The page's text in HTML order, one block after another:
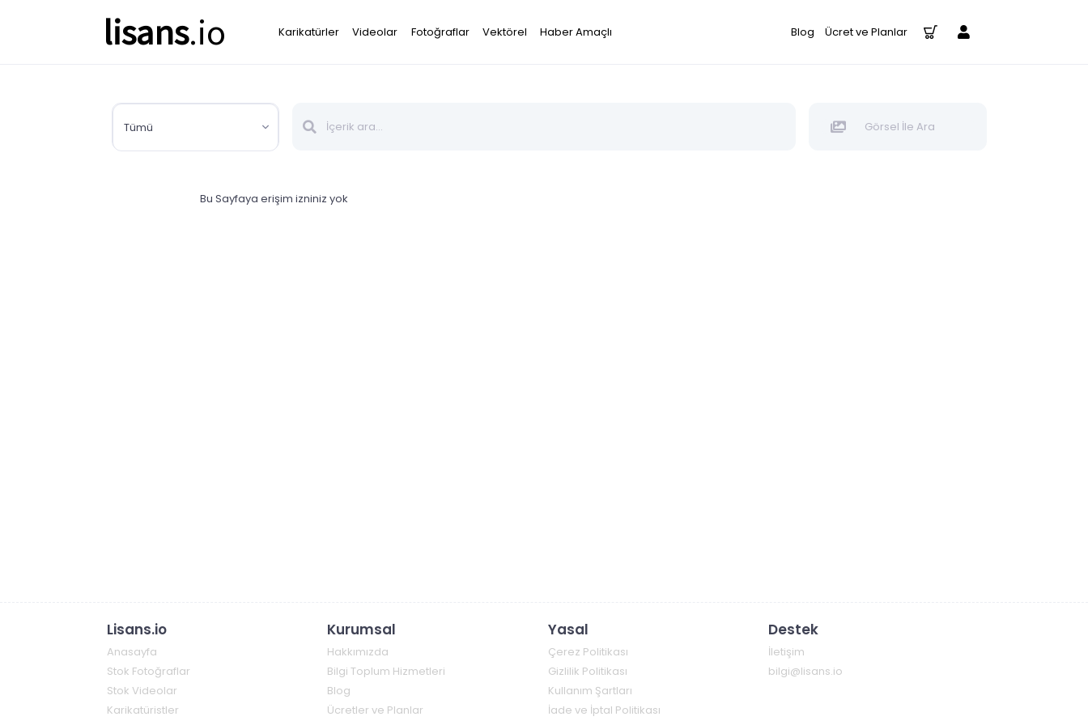
lisans.io Karikatürler Videolar Fotoğraflar Vektörel Haber Amaçlı Blog Ücret ve Planlar
Tümü Görsel İle Ara
Bu Sayfaya erişim izniniz yok
Lisans.io
Anasayfa
Stok Fotoğraflar
Stok Videolar
Karikatüristler
Kurumsal
Hakkımızda
Bilgi Toplum Hizmetleri
Blog
Ücretler ve Planlar
Yasal
Çerez Politikası
Gizlilik Politikası
Kullanım Şartları
İade ve İptal Politikası
Destek
İletişim
bilgi@lisans.io